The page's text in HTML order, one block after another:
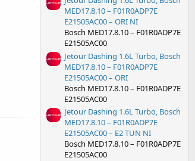
MED17.8.10 – F01R0ADP7E
E21505AC00 – ORI NI
Bosch MED17.8.10 – F01R0ADP7E
E21505AC00
Jetour Dashing 1.6L Turbo, Bosch
MED17.8.10 – F01R0ADP7E
E21505AC00 – ORI
Bosch MED17.8.10 – F01R0ADP7E
E21505AC00
Jetour Dashing 1.6L Turbo, Bosch
MED17.8.10 – F01R0ADP7E
E21505AC00 – E2 TUN NI
Bosch MED17.8.10 – F01R0ADP7E
E21505AC00